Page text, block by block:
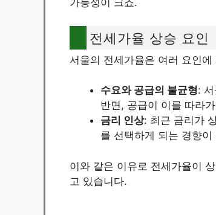
가능성이 크죠.
전세가율 상승 요인
서울의 전세가율은 여러 요인
수요와 공급의 불균형:
반면, 공급이 이를 따라
금리 인상: 최근 금리가
를 선택하게 되는 경향이
이와 같은 이유로 전세가율이
고 있습니다.